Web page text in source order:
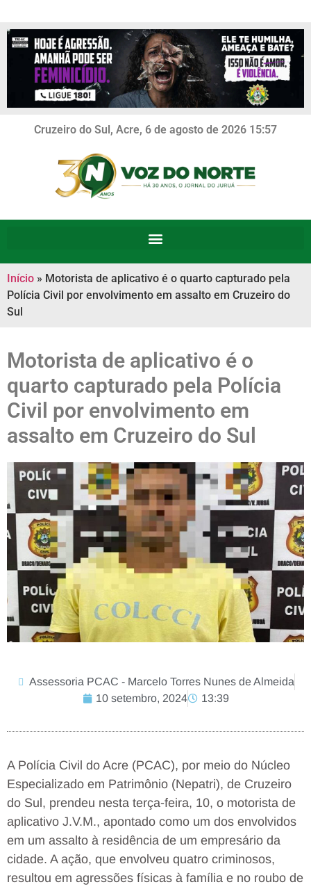
Cruzeiro do Sul, Acre, 6 de agosto de 2026 15:57
Início » Motorista de aplicativo é o quarto capturado pela
Polícia Civil por envolvimento em assalto em Cruzeiro do
Sul
Motorista de aplicativo é o
quarto capturado pela Polícia
Civil por envolvimento em
assalto em Cruzeiro do Sul
Assessoria PCAC - Marcelo Torres Nunes de Almeida
10 setembro, 2024
13:39
A Polícia Civil do Acre (PCAC), por meio do Núcleo
Especializado em Patrimônio (Nepatri), de Cruzeiro
do Sul, prendeu nesta terça-feira, 10, o motorista de
aplicativo J.V.M., apontado como um dos envolvidos
em um assalto à residência de um empresário da
cidade. A ação, que envolveu quatro criminosos,
resultou em agressões físicas à família e no roubo de